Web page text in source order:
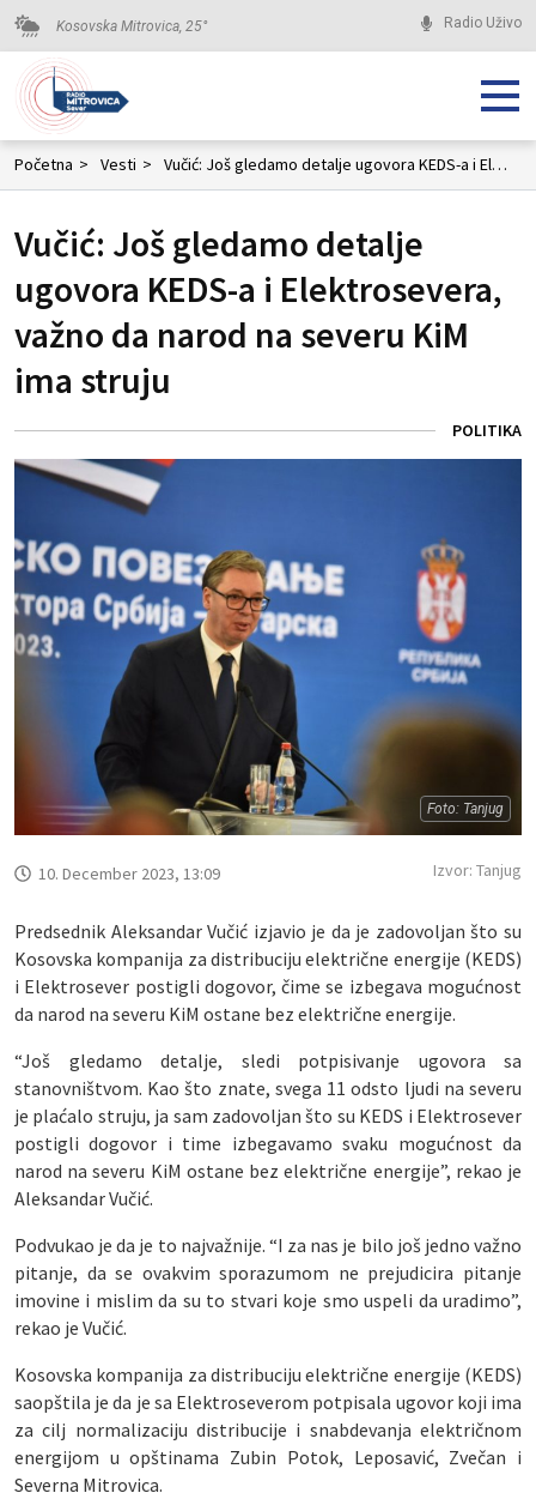
Kosovska Mitrovica, 25° Radio Uživo
Početna > Vesti > Vučić: Još gledamo detalje ugovora KEDS-a i Elektrosevera, važno da narod na severu KiM ima struju
Vučić: Još gledamo detalje
ugovora KEDS-a i Elektrosevera,
važno da narod na severu KiM
ima struju
POLITIKA
Foto: Tanjug
10. December 2023, 13:09 Izvor: Tanjug
Predsednik Aleksandar Vučić izjavio je da je zadovoljan što su
Kosovska kompanija za distribuciju električne energije (KEDS)
i Elektrosever postigli dogovor, čime se izbegava mogućnost
da narod na severu KiM ostane bez električne energije.
“Još gledamo detalje, sledi potpisivanje ugovora sa
stanovništvom. Kao što znate, svega 11 odsto ljudi na severu
je plaćalo struju, ja sam zadovoljan što su KEDS i Elektrosever
postigli dogovor i time izbegavamo svaku mogućnost da
narod na severu KiM ostane bez električne energije”, rekao je
Aleksandar Vučić.
Podvukao je da je to najvažnije. “I za nas je bilo još jedno važno
pitanje, da se ovakvim sporazumom ne prejudicira pitanje
imovine i mislim da su to stvari koje smo uspeli da uradimo”,
rekao je Vučić.
Kosovska kompanija za distribuciju električne energije (KEDS)
saopštila je da je sa Elektroseverom potpisala ugovor koji ima
za cilj normalizaciju distribucije i snabdevanja električnom
energijom u opštinama Zubin Potok, Leposavić, Zvečan i
Severna Mitrovica.